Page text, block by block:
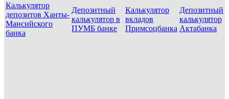
Калькулятор
депозитов Ханты-
Мансийского
банка
Депозитный
калькулятор в
ПУМБ банке
Калькулятор
вкладов
Примсоцбанка
Депозитный
калькулятор
Актабанка